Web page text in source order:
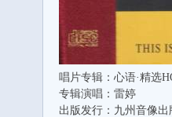
唱片专辑：心语·精选
专辑演唱：雷婷
出版发行：九州音像出